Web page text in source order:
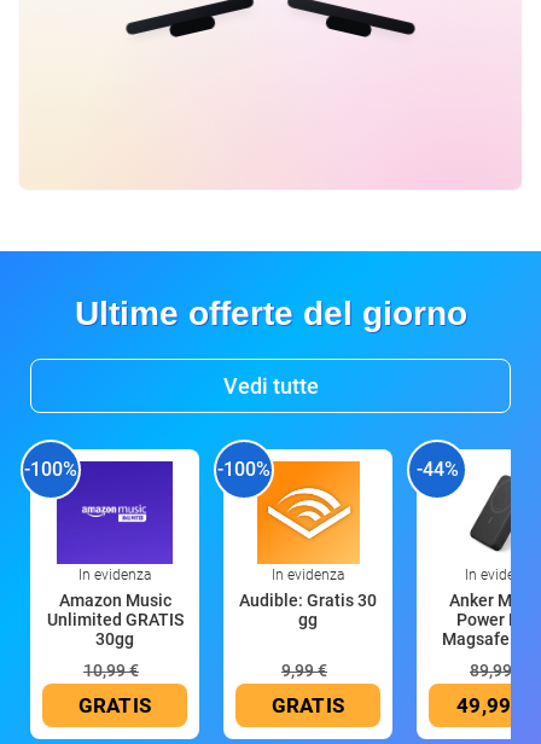
Ultime offerte del giorno
Vedi tutte
-100%
In evidenza
Amazon Music
Unlimited GRATIS
30gg
10,99 €
GRATIS
-100%
In evidenza
Audible: Gratis 30
gg
9,99 €
GRATIS
-44%
In evidenza
Anker
Power
Magsafe
89,99 €
49,99 €